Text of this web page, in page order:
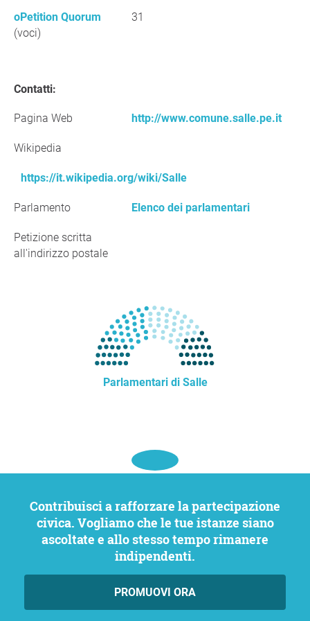
oPetition Quorum
(voci)
31
Contatti:
Pagina Web http://www.comune.salle.pe.it
Wikipedia
https://it.wikipedia.org/wiki/Salle
Parlamento Elenco dei parlamentari
Petizione scritta
all'indirizzo postale
Parlamentari di Salle
Contribuisci a rafforzare la partecipazione
civica. Vogliamo che le tue istanze siano
ascoltate e allo stesso tempo rimanere
indipendenti.
PROMUOVI ORA